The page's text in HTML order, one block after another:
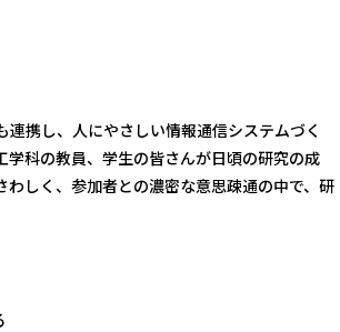
携し、人にやさしい情報通信システムづく
学科の教員、学生の皆さんが日頃の研究の成
しく、参加者との濃密な意思疎通の中で、研